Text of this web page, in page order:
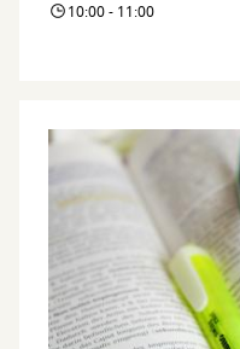
10:00 - 11:00